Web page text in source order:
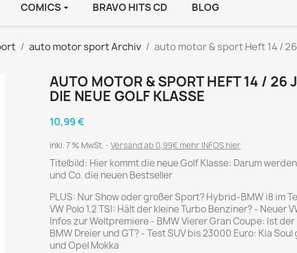
AUTO & MOTOR
auto motor sport Archiv
Autoprospekte &
Gute Fahrt
Klassik Motorrad
Motor Klassik
Motorrad Classic
Motorrad Zeitschrift
NATUR & TECHNIK
GEO Das neue Bild
P.M. Biografie
PM Magazin
MUSIK
Breakout
COMICS BRAVO HITS CD BLOG
auto motor sport Archiv
auto motor & sport Heft 14 /
AUTO MOTOR & SPORT HEFT 14 / 26
DIE NEUE GOLF KLASSE
10,99 €
inkl. 7 % MwSt. Versand ab 0,99€ mehr INFOS hier
Titelbild: Hier kommt die neue Golf Klasse: Darum
und Co. die neuen Bestseller
PLUS: Nur Show oder großer Sport? Hybrid-BMW i8 im
VW Polo 1.2 TSI: Hält der kleine Turbo Benziner? - Neuer
Infos zur Weltpremiere - BMW Vierer Gran Coupe: Ist
BMW Dreier und GT? - Test SUV bis 23000 Euro: Kia
und Opel Mokka